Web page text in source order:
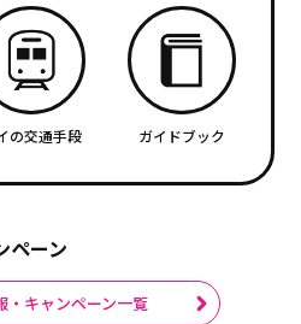
の交通手段 ガイドブック
ペーン
・キャンペーン一覧